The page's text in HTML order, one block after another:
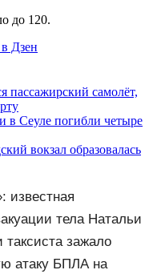
до 120.
Дзен
самолёт,
в Сеуле погибли четыре
вокзал образовалась
известная
Бондарчука и
тела Натальи
зажало
и городов
атаку БПЛА на